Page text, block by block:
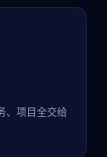
、项目全交给